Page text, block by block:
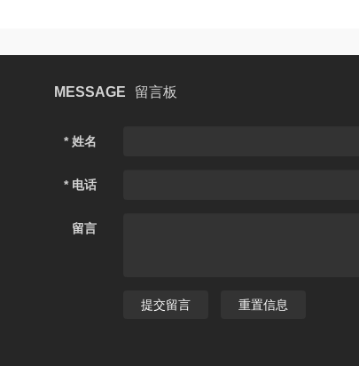
MESSAGE 留言板
* 姓名
* 电话
留言
提交留言 重置信息